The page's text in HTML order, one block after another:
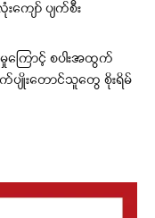
ျော် ပျက်စီး
မှုကြောင့် စပါးအထွက်
ပျိုးတောင်သူတွေ စိုးရိမ်